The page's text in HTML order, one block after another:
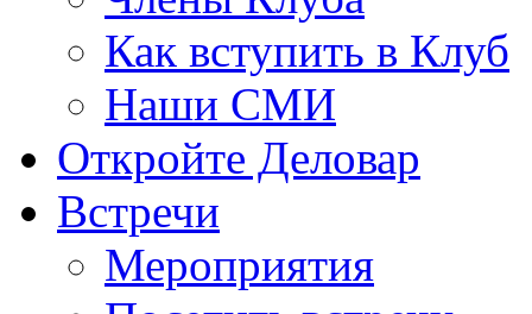
Как вступить в Клуб
Наши СМИ
Откройте Деловар
Встречи
Мероприятия